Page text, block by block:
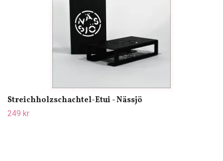
Streichholzschachtel-Etui - Nässjö
249 kr